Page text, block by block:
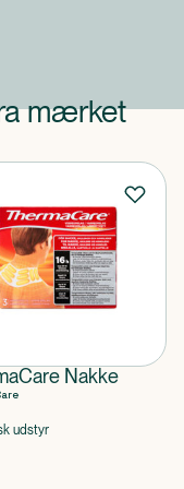
mærket
Nakke
udstyr